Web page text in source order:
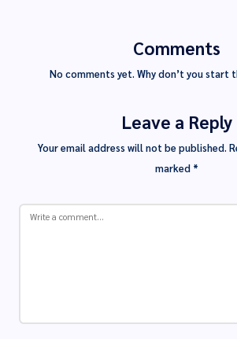
Comments
No comments yet. Why don’t you start
Leave a Reply
Your email address will not be published.
marked *